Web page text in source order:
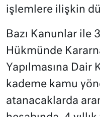
işlemlere ilişkin
Bazı Kanunlar ile
Hükmünde
Yapılmasına Dair
kademe kamu
atanacaklarda